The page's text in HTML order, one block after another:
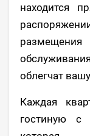
находится
облегчат
Каждая
гостиную с